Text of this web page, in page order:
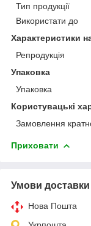
Тип продукції
Використати до
Характеристики
Репродукція
Упаковка
Упаковка
Користувацькі
Замовлення
Приховати
Умови доставки
Нова Пошта